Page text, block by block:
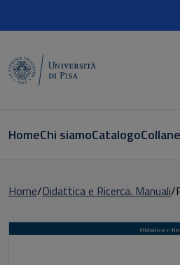
HomeChi siamoCatalogoCollane
Home Didattica e Ricerca. Manuali